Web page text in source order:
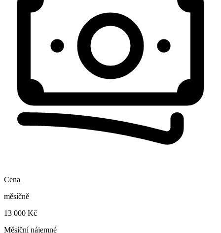
Cena
měsíčně
13 000 Kč
Měsíční nájemné